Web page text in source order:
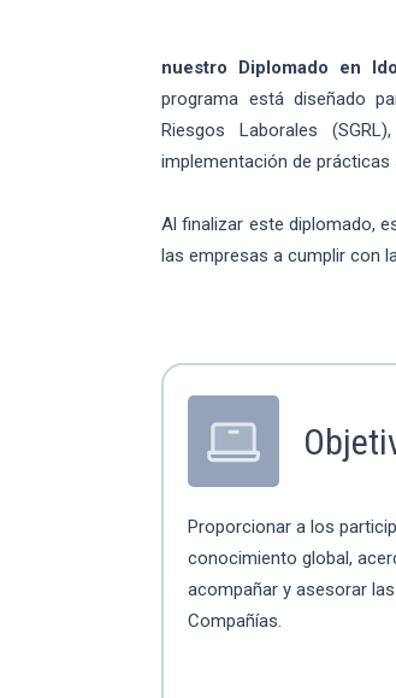
nuestro Diplomado en
programa está diseñado
Riesgos Laborales
implementación de prácticas
Al finalizar este diplomado,
las empresas a cumplir con
Proporcionar a los
conocimiento global,
acompañar y asesorar
Compañías.